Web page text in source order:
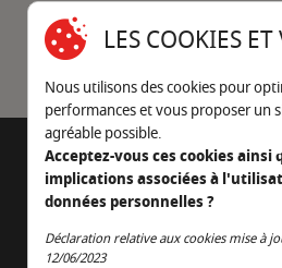
SERVICE CLIENT
Nous contacter
AUTOUR DU FEU
05 45 22 98 09
Nous envoyer un e-mail
LES COOKIES
Nous utilisons des cookies pour
performances et vous proposer un
agréable possible.
Acceptez-vous ces cookies ainsi
implications associées à
données personnelles ?
Déclaration relative aux cookies mise à
12/06/2023